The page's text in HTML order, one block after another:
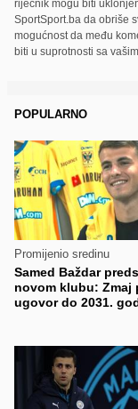
riječnik mogu biti
SportSport.ba da obriše
mogućnost da među
biti u suprotnosti sa
POPULARNO
Promijenio sredinu
Samed Baždar
novom klubu: Zmaj
ugovor do 2031.